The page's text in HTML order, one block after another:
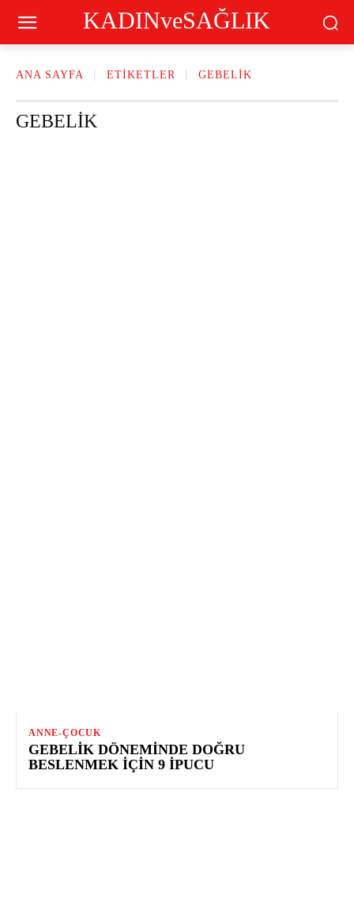
KADINveSAĞLIK
ANA SAYFA ETIKETLER GEBELIK
GEBELIK
ANNE-ÇOCUK
GEBELIK DÖNEMINDE DOĞRU
BESLENMEK İÇIN 9 İPUCU